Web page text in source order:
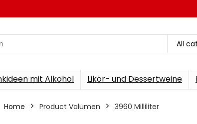
All
mit Alkohol Likör- und Dessertweine
Home Product Volumen ‎3960 Milliliter